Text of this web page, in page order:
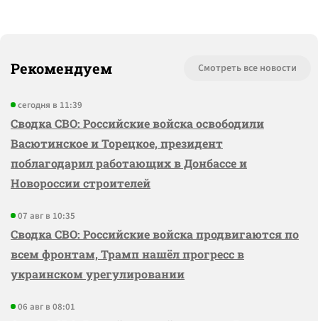
Рекомендуем Смотреть все новости
сегодня в 11:39
Сводка СВО: Российские войска освободили
Васютинское и Торецкое, президент
поблагодарил работающих в Донбассе и
Новороссии строителей
07 авг в 10:35
Сводка СВО: Российские войска продвигаются по
всем фронтам, Трамп нашёл прогресс в
украинском урегулировании
06 авг в 08:01